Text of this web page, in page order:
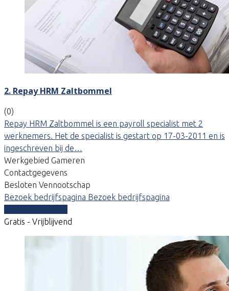
2. Repay HRM Zaltbommel
(0)
Repay HRM Zaltbommel is een payroll specialist met 2
werknemers. Het de specialist is gestart op 17-03-2011 en is
ingeschreven bij de…
Werkgebied Gameren
Contactgegevens
Besloten Vennootschap
Bezoek bedrijfspagina Bezoek bedrijfspagina
Gratis - Vrijblijvend